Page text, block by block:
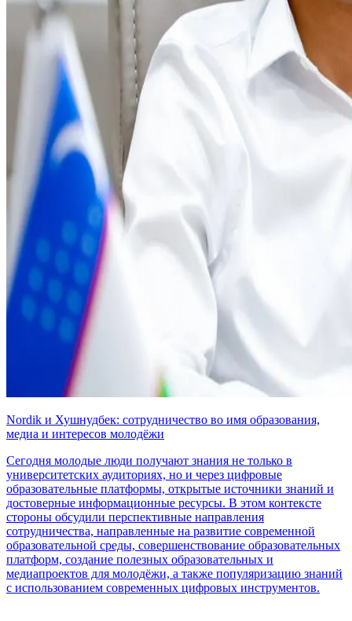
Nordik и Хушнудбек: сотрудничество во имя образования,
медиа и интересов молодёжи
Сегодня молодые люди получают знания не только в
университетских аудиториях, но и через цифровые
образовательные платформы, открытые источники знаний и
достоверные информационные ресурсы. В этом контексте
стороны обсудили перспективные направления
сотрудничества, направленные на развитие современной
образовательной среды, совершенствование образовательных
платформ, создание полезных образовательных и
медиапроектов для молодёжи, а также популяризацию знаний
с использованием современных цифровых инструментов.